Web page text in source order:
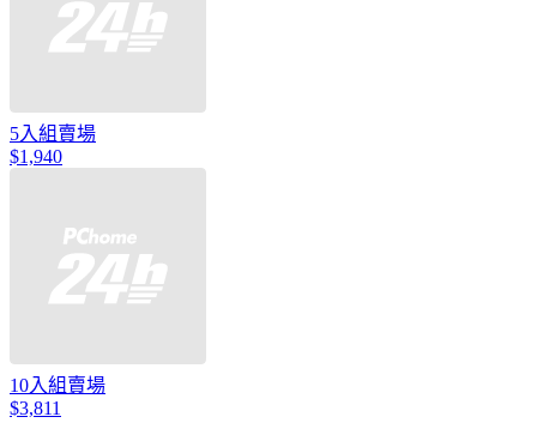
5入組賣場
$1,940
10入組賣場
$3,811